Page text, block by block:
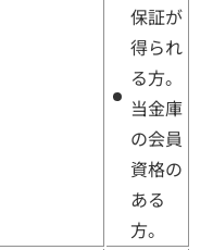
保証が
得られ
る方。
当金庫
の会員
資格の
ある
方。